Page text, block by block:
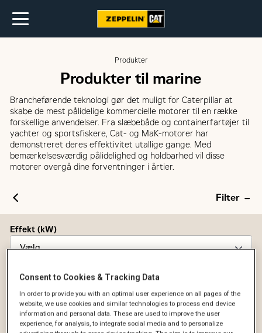
Produkter
Produkter til marine
Brancheførende teknologi gør det muligt for Caterpillar at
skabe de mest pålidelige kommercielle motorer til en række
forskellige anvendelser. Fra slæbebåde og containerfartøjer til
yachter og sportsfiskere, Cat- og MaK-motorer har
demonstreret deres effektivitet utallige gange. Med
bemærkelsesværdig pålidelighed og holdbarhed vil disse
motorer overgå dine forventninger i årtier.
Filter
Effekt (kW)
Reset filter
Consent to Cookies & Tracking Data
In order to provide you with an optimal user experience on all pages of the
website, we use cookies and similar technologies to process end device
information and personal data. These are used to improve the user
experience, for analysis, to integrate social media and to personalize